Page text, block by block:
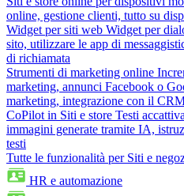
online, gestione clienti, tutto su
Widget per siti web Widget per
sito, utilizzare le app di
di richiamata
Strumenti di marketing online
marketing, annunci Facebook o
marketing, integrazione con il
CoPilot in Siti e store Testi
immagini generate tramite IA,
testi
Tutte le funzionalità per Siti e
HR e automazione